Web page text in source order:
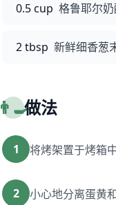
0.5 cup 格鲁耶尔
2 tbsp 新鲜细香葱
👨‍🍳做法
1 将烤架置于烤箱
2
小心地分离蛋黄